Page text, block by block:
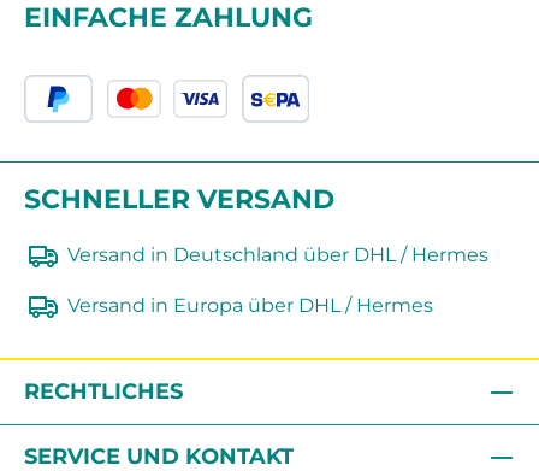
EINFACHE ZAHLUNG
SCHNELLER VERSAND
Versand in Deutschland über DHL / Hermes
Versand in Europa über DHL / Hermes
RECHTLICHES
SERVICE UND KONTAKT